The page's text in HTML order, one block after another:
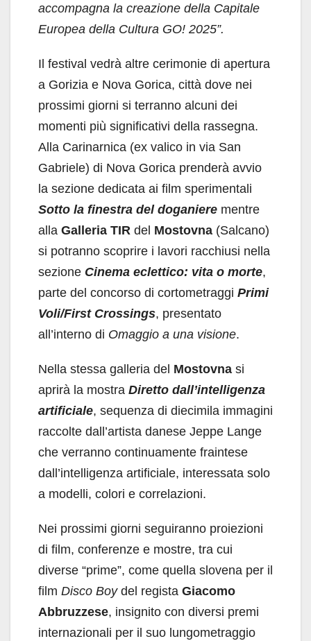
accompagna la creazione della Capitale
Europea della Cultura GO! 2025”.
Il festival vedrà altre cerimonie di apertura
a Gorizia e Nova Gorica, città dove nei
prossimi giorni si terranno alcuni dei
momenti più significativi della rassegna.
Alla Carinarnica (ex valico in via San
Gabriele) di Nova Gorica prenderà avvio
la sezione dedicata ai film sperimentali
Sotto la finestra del doganiere mentre
alla Galleria TIR del Mostovna (Salcano)
si potranno scoprire i lavori racchiusi nella
sezione Cinema eclettico: vita o morte,
parte del concorso di cortometraggi Primi
Voli/First Crossings, presentato
all’interno di Omaggio a una visione.
Nella stessa galleria del Mostovna si
aprirà la mostra Diretto dall’intelligenza
artificiale, sequenza di diecimila immagini
raccolte dall’artista danese Jeppe Lange
che verranno continuamente fraintese
dall’intelligenza artificiale, interessata solo
a modelli, colori e correlazioni.
Nei prossimi giorni seguiranno proiezioni
di film, conferenze e mostre, tra cui
diverse “prime”, come quella slovena per il
film Disco Boydel regista Giacomo
Abbruzzese, insignito con diversi premi
internazionali per il suo lungometraggio